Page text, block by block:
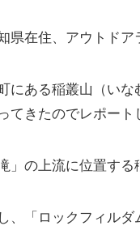
県在住、アウトドア
にある稲叢山（い
てきたのでレポート
」の上流に位置す
、「ロックフィルダ